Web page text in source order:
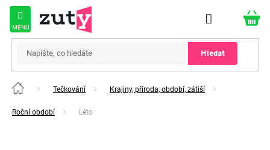
Přejít
obsah
Hledat
Domů Tečkování Krajiny, příroda, období, zátiší
Roční období Léto